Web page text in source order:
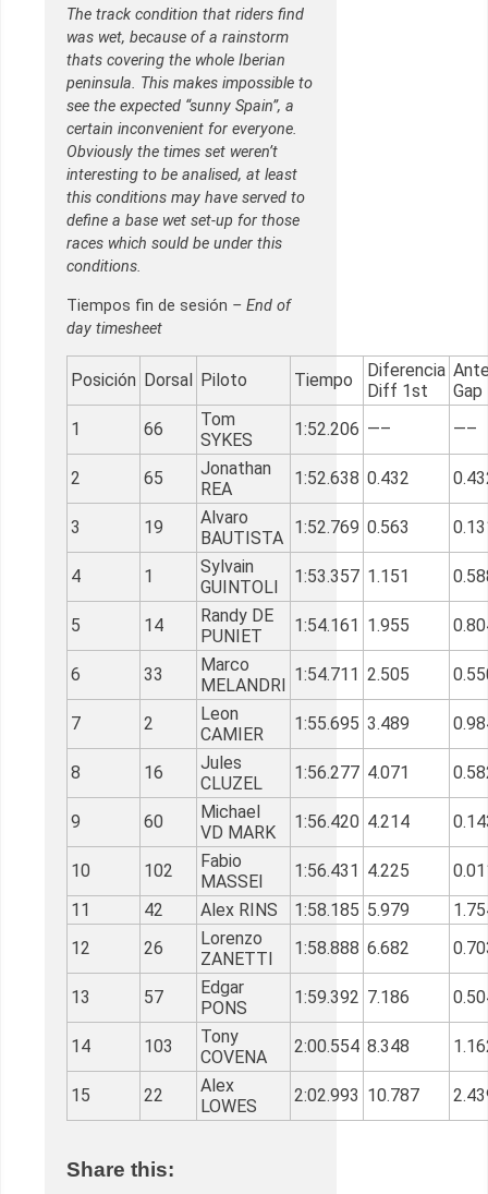
The track condition that riders find
was wet, because of a rainstorm
thats covering the whole Iberian
peninsula. This makes impossible to
see the expected “sunny Spain”, a
certain inconvenient for everyone.
Obviously the times set weren’t
interesting to be analised, at least
this conditions may have served to
define a base wet set-up for those
races which sould be under this
conditions.
Tiempos fin de sesión – End of
day timesheet
Posición Dorsal Piloto Tiempo
Diferencia
Diff 1st
Gap
1
66
Tom
SYKES
1:52.206 —– —–
2 65
Jonathan
REA
1:52.638 0.432
3 19
Alvaro
BAUTISTA
1:52.769 0.563
4 1
Sylvain
GUINTOLI
1:53.357 1.151
5 14
Randy DE
PUNIET
1:54.161 1.955
6 33
Marco
MELANDRI
1:54.711 2.505
7 2
Leon
CAMIER
1:55.695 3.489
8 16
Jules
CLUZEL
1:56.277 4.071
9 60
Michael
VD MARK
1:56.420 4.214
10 102
Fabio
MASSEI
1:56.431 4.225
11
42 Alex RINS 1:58.185 5.979
12
26
Lorenzo
ZANETTI
1:58.888 6.682
13 57
Edgar
PONS
1:59.392 7.186
14 103
Tony
COVENA
2:00.554 8.348
15 22
Alex
LOWES
2:02.993 10.787
Share this: